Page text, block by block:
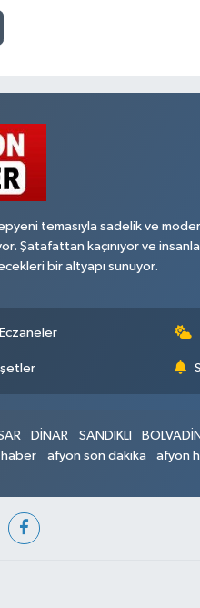
temasıyla sadelik ve
Şatafattan kaçınıyor ve
bir altyapı sunuyor.
DİNAR SANDIKLI BOLVADİN
afyon son dakika afyon